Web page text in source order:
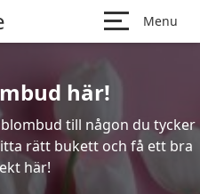
Menu
här!
till någon du tycker
rätt bukett och få ett bra
här!